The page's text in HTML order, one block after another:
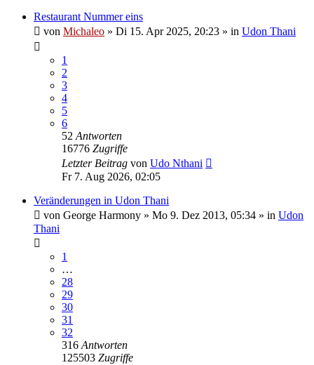
Restaurant Nummer eins
von Michaleo » Di 15. Apr 2025, 20:23 » in Udon Thani
1
2
3
4
5
6
52Antworten
16776 Zugriffe
Letzter Beitrag von Udo Nthani
Fr 7. Aug 2026, 02:05
Veränderungen in Udon Thani
von George Harmony » Mo 9. Dez 2013, 05:34 » in Udon
Thani
1
…
28
29
30
31
32
316Antworten
125503 Zugriffe